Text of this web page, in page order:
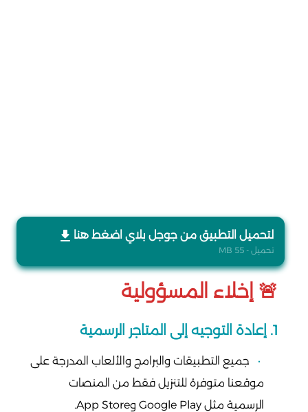
لتحميل التطبيق من جوجل بلاي اضغط هنا
تحميل - 55 MB
🚨 إخلاء المسؤولية
1. إعادة التوجيه إلى المتاجر الرسمية
جميع التطبيقات والبرامج والألعاب المدرجة على
موقعنا متوفرة للتنزيل فقط من المنصات
الرسمية مثل Google Play وApp Store.